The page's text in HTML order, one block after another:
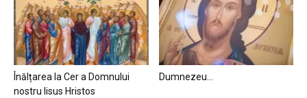
Înălțarea la Cer a Domnului
nostru Iisus Hristos
Dumnezeu…